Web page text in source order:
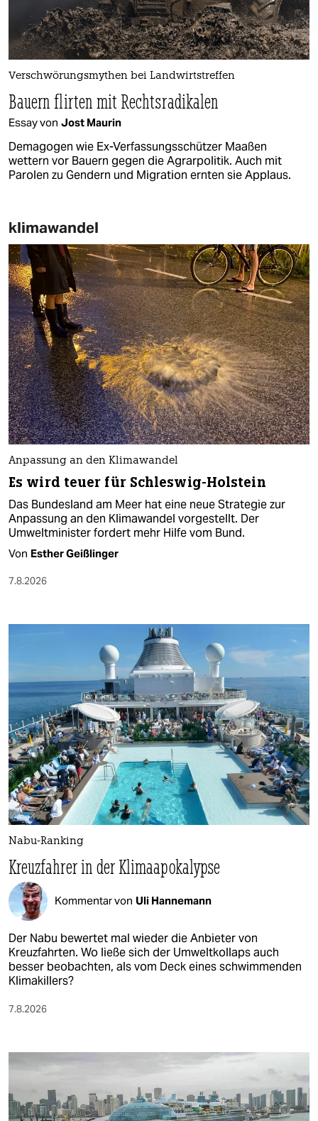
Verschwörungsmythen bei Landwirtstreffen
Bauern flirten mit Rechtsradikalen
Essay von Jost Maurin
Demagogen wie Ex-Verfassungsschützer Maaßen
wettern vor Bauern gegen die Agrarpolitik. Auch mit
Parolen zu Gendern und Migration ernten sie Applaus.
klimawandel
Anpassung an den Klimawandel
Es wird teuer für Schleswig-Holstein
Das Bundesland am Meer hat eine neue Strategie zur
Anpassung an den Klimawandel vorgestellt. Der
Umweltminister fordert mehr Hilfe vom Bund.
Von Esther Geißlinger
7.8.2026
Nabu-Ranking
Kreuzfahrer in der Klimaapokalypse
Kommentar von Uli Hannemann
Der Nabu bewertet mal wieder die Anbieter von
Kreuzfahrten. Wo ließe sich der Umweltkollaps auch
besser beobachten, als vom Deck eines schwimmenden
Klimakillers?
7.8.2026